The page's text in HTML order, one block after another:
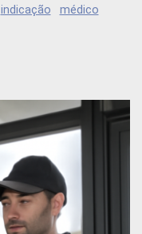
indicação médico